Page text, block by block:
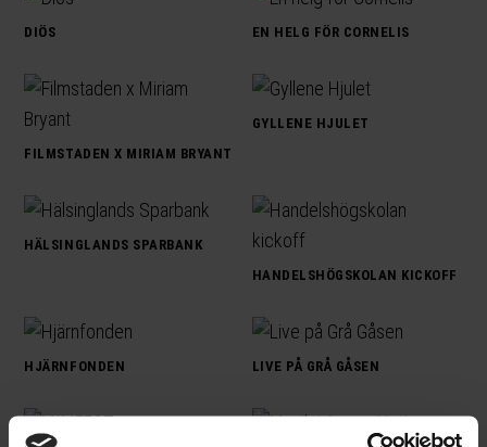
DIÖS EN HELG FÖR CORNELIS
FILMSTADEN X MIRIAM BRYANT
GYLLENE HJULET
HÄLSINGLANDS SPARBANK
HANDELSHÖGSKOLAN KICKOFF
HJÄRNFONDEN LIVE PÅ GRÅ GÅSEN